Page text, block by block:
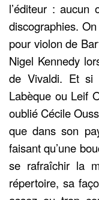
l’éditeur : aucun
discographies.
pour violon de
Nigel Kennedy
de Vivaldi. Et si
Labèque ou Leif
oublié Cécile
que dans son
faisant qu’une
se rafraîchir la
répertoire, sa